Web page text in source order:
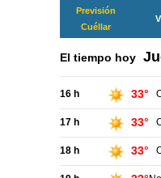
Previsión
Cuéllar
El tiempo hoy
16 h 33°
17 h 33°
18 h 33°